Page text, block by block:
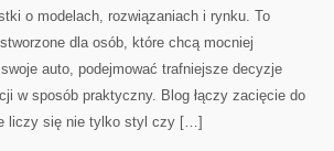
o modelach, rozwiązaniach i rynku. To
dla osób, które chcą mocniej
auto, podejmować trafniejsze decyzje
w sposób praktyczny. Blog łączy zacięcie do
liczy się nie tylko styl czy […]